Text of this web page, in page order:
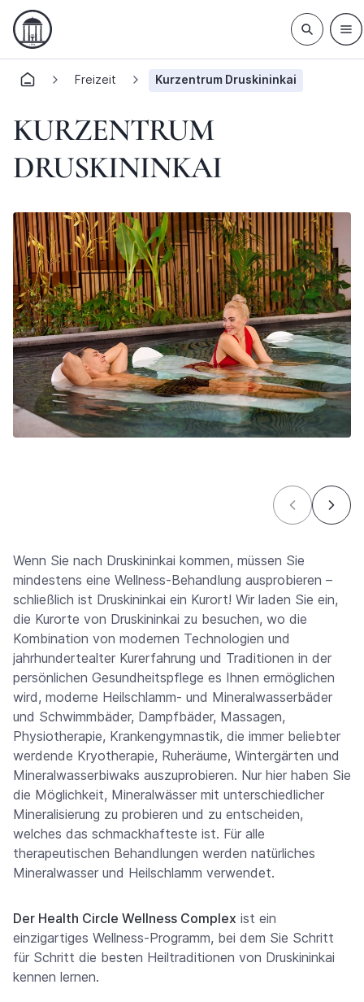
Freizeit Kurzentrum Druskininkai
KURZENTRUM
DRUSKININKAI
Wenn Sie nach Druskininkai kommen, müssen Sie
mindestens eine Wellness-Behandlung ausprobieren –
schließlich ist Druskininkai ein Kurort! Wir laden Sie ein,
die Kurorte von Druskininkai zu besuchen, wo die
Kombination von modernen Technologien und
jahrhundertealter Kurerfahrung und Traditionen in der
persönlichen Gesundheitspflege es Ihnen ermöglichen
wird, moderne Heilschlamm- und Mineralwasserbäder
und Schwimmbäder, Dampfbäder, Massagen,
Physiotherapie, Krankengymnastik, die immer beliebter
werdende Kryotherapie, Ruheräume, Wintergärten und
Mineralwasserbiwaks auszuprobieren. Nur hier haben Sie
die Möglichkeit, Mineralwässer mit unterschiedlicher
Mineralisierung zu probieren und zu entscheiden,
welches das schmackhafteste ist. Für alle
therapeutischen Behandlungen werden natürliches
Mineralwasser und Heilschlamm verwendet.
Der Health Circle Wellness Complex ist ein
einzigartiges Wellness-Programm, bei dem Sie Schritt
für Schritt die besten Heiltraditionen von Druskininkai
kennen lernen.